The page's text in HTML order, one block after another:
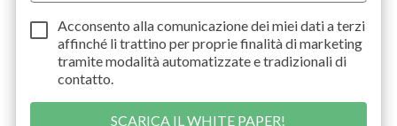
Acconsento alla comunicazione dei miei dati aterzi
affinché li trattino per proprie finalità di marketing
tramite modalità automatizzate e tradizionali di
contatto.